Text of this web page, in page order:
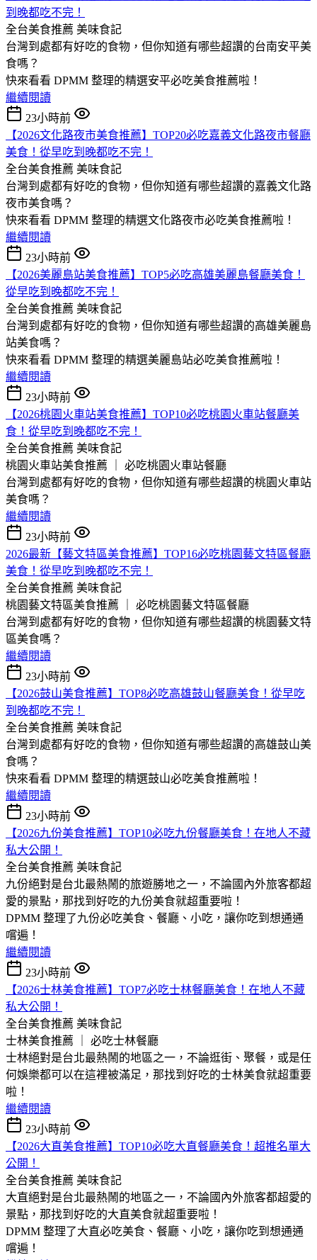
到晚都吃不完！
全台美食推薦 美味食記
台灣到處都有好吃的食物，但你知道有哪些超讚的台南安平美
食嗎？
快來看看 DPMM 整理的精選安平必吃美食推薦啦！
繼續閱讀
23小時前
【2026文化路夜市美食推薦】TOP20必吃嘉義文化路夜市餐廳
美食！從早吃到晚都吃不完！
全台美食推薦 美味食記
台灣到處都有好吃的食物，但你知道有哪些超讚的嘉義文化路
夜市美食嗎？
快來看看 DPMM 整理的精選文化路夜市必吃美食推薦啦！
繼續閱讀
23小時前
【2026美麗島站美食推薦】TOP5必吃高雄美麗島餐廳美食！
從早吃到晚都吃不完！
全台美食推薦 美味食記
台灣到處都有好吃的食物，但你知道有哪些超讚的高雄美麗島
站美食嗎？
快來看看 DPMM 整理的精選美麗島站必吃美食推薦啦！
繼續閱讀
23小時前
【2026桃園火車站美食推薦】TOP10必吃桃園火車站餐廳美
食！從早吃到晚都吃不完！
全台美食推薦 美味食記
桃園火車站美食推薦 ｜ 必吃桃園火車站餐廳
台灣到處都有好吃的食物，但你知道有哪些超讚的桃園火車站
美食嗎？
繼續閱讀
23小時前
2026最新【藝文特區美食推薦】TOP16必吃桃園藝文特區餐廳
美食！從早吃到晚都吃不完！
全台美食推薦 美味食記
桃園藝文特區美食推薦 ｜ 必吃桃園藝文特區餐廳
台灣到處都有好吃的食物，但你知道有哪些超讚的桃園藝文特
區美食嗎？
繼續閱讀
23小時前
【2026鼓山美食推薦】TOP8必吃高雄鼓山餐廳美食！從早吃
到晚都吃不完！
全台美食推薦 美味食記
台灣到處都有好吃的食物，但你知道有哪些超讚的高雄鼓山美
食嗎？
快來看看 DPMM 整理的精選鼓山必吃美食推薦啦！
繼續閱讀
23小時前
【2026九份美食推薦】TOP10必吃九份餐廳美食！在地人不藏
私大公開！
全台美食推薦 美味食記
九份絕對是台北最熱鬧的旅遊勝地之一，不論國內外旅客都超
愛的景點，那找到好吃的九份美食就超重要啦！
DPMM 整理了九份必吃美食、餐廳、小吃，讓你吃到想通通
嚐遍！
繼續閱讀
23小時前
【2026士林美食推薦】TOP7必吃士林餐廳美食！在地人不藏
私大公開！
全台美食推薦 美味食記
士林美食推薦 ｜ 必吃士林餐廳
士林絕對是台北最熱鬧的地區之一，不論逛街、聚餐，或是任
何娛樂都可以在這裡被滿足，那找到好吃的士林美食就超重要
啦！
繼續閱讀
23小時前
【2026大直美食推薦】TOP10必吃大直餐廳美食！超推名單大
公開！
全台美食推薦 美味食記
大直絕對是台北最熱鬧的地區之一，不論國內外旅客都超愛的
景點，那找到好吃的大直美食就超重要啦！
DPMM 整理了大直必吃美食、餐廳、小吃，讓你吃到想通通
嚐遍！